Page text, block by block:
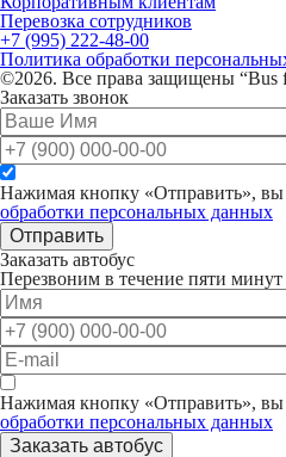
Перевозка сотрудников
+7 (995) 222-48-00
Политика обработки
©2026. Все права защищены “Bus
Заказать звонок
Нажимая кнопку «Отправить», вы
обработки персональных данных
Отправить
Заказать автобус
Перезвоним в течение пяти минут
Нажимая кнопку «Отправить», вы
обработки персональных данных
Заказать автобус